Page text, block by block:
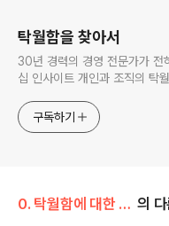
탁월함을 찾아서
30년 경력의 경영 전문가가 전
십 인사이트 개인과 조직의 탁
구독하기
0. 탁월함에 대한 생각 의